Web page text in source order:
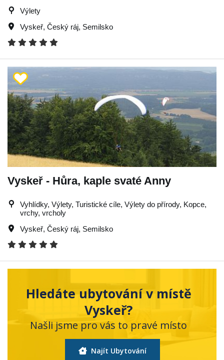
Výlety
Vyskeř, Český ráj, Semilsko
Vyskeř - Hůra, kaple svaté Anny
Vyhlídky, Výlety, Turistické cíle, Výlety do přírody, Kopce,
vrchy, vrcholy
Vyskeř, Český ráj, Semilsko
Hledáte ubytování v místě
Vyskeř?
Našli jsme pro vás to pravé místo
Najít Ubytování